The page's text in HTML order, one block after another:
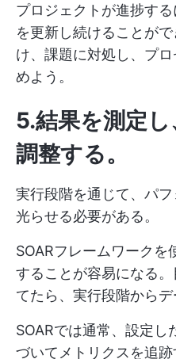
プロジェクトが進捗す
を更新し続けることが
け、課題に対処し、プ
めよう。
5.結果を測定
調整する。
実行段階を通じて、パ
光らせる必要がある。
SOARフレームワークを
することが容易になる
てたら、実行段階からデ
SOARでは通常、設定し
づいてメトリクスを追